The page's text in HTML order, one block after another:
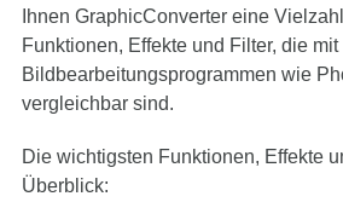
Ihnen GraphicConverter eine
Funktionen, Effekte und Filter, die
Bildbearbeitungsprogrammen wie
vergleichbar sind.
Die wichtigsten Funktionen, Effekte
Überblick: